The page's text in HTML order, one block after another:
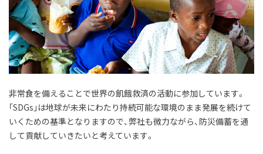
非常食を備えることで世界の飢餓救済の活動に参加しています。
｢SDGs｣は地球が未来にわたり持続可能な環境のまま発展を続けて
いくための基準となりますので、弊社も微力ながら、防災備蓄を通
して貢献していきたいと考えています。